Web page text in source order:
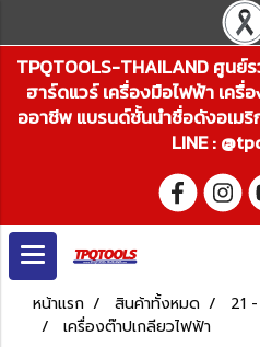
TPQTOOLS-THAILAND ศูน
ฮาร์ดแวร์ เครื่องมือไฟฟ้า เครื่
ออาชีพ แบรนด์ชั้นนำชื่อดังอเม
LINE :
หน้าแรก สินค้าทั้งหมด
21
เครื่องต๊าปเกลียวไฟฟ้า